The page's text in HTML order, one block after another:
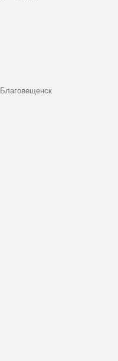
Благовещенск